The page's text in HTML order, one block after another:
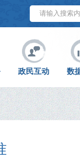
政民互动 数